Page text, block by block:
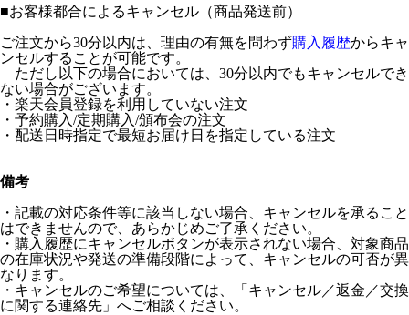
■お客様都合によるキャンセル（商品発送前）
ご注文から30分以内は、理由の有無を問わず購入履歴からキャ
ンセルすることが可能です。
ただし以下の場合においては、30分以内でもキャンセルでき
ない場合がございます。
・楽天会員登録を利用していない注文
・予約購入/定期購入/頒布会の注文
・配送日時指定で最短お届け日を指定している注文
備考
・記載の対応条件等に該当しない場合、キャンセルを承ること
はできませんので、あらかじめご了承ください。
・購入履歴にキャンセルボタンが表示されない場合、対象商品
の在庫状況や発送の準備段階によって、キャンセルの可否が異
なります。
・キャンセルのご希望については、「キャンセル／返金／交換
に関する連絡先」へご相談ください。